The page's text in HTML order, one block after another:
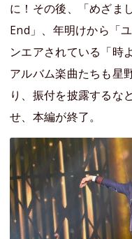
に！その後、「めざま
End」、年明けから「
ンエアされている「時
アルバム楽曲たちも星
り、振付を披露するな
せ、本編が終了。